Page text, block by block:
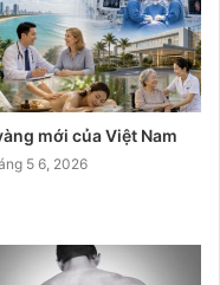
mới của Việt Nam
5 6, 2026